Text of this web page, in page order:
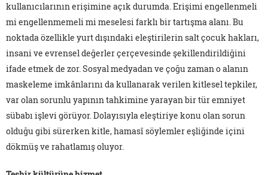
kullanıcılarının erişimine açık durumda. Erişimi engellenmeli
mi engellenmemeli mi meselesi farklı bir tartışma alanı. Bu
noktada özellikle yurt dışındaki eleştirilerin salt çocuk hakları,
insani ve evrensel değerler çerçevesinde şekillendirildiğini
ifade etmek de zor. Sosyal medyadan ve çoğu zaman o alanın
maskeleme imkânlarını da kullanarak verilen kitlesel tepkiler,
var olan sorunlu yapının tahkimine yarayan bir tür emniyet
sübabı işlevi görüyor. Dolayısıyla eleştiriye konu olan sorun
olduğu gibi sürerken kitle, hamasî söylemler eşliğinde içini
dökmüş ve rahatlamış oluyor.